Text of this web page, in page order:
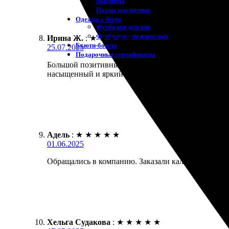
Пазлы магнитные
Одежда с Фото
Футболки детские
Футболки для взрослых
Бьюти-боксы
Подарочные сертификаты
Ирина Ж. : ★ ★ ★ ★ ★
25.07.2025
Большой позитивный опыт! Заказала календарь,
насыщенный и яркий. Обязательно закажу еще!
Адель : ★ ★ ★ ★ ★
01.06.2025
Обращались в компанию. Заказали календарь с
Хельга Судакова : ★ ★ ★ ★ ★